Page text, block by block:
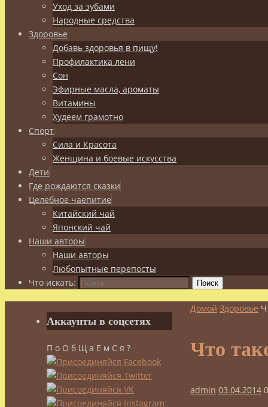
Уход за зубами
Народные средства
Здоровье
Добавь здоровья в пищу!
Профилактика лени
Сон
Эфирные масла, ароматы
Витамины
Худеем грамотно
Спорт
Сила и Красота
Женщина и боевые искусства
Дети
Где рождаются сказки
Целебное чаепитие
Китайский чай
Японский чай
Наши авторы
Наши авторы
Любопытные перепосты
Что искать:
Поиск
Домой Здоровье
Что
admin 03.04.2014
Аккаунты в соцсетях
П о О б Щ а Е м С я ?